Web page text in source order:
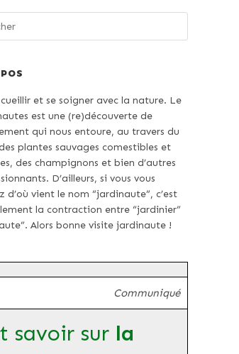
et se soigner avec la nature. Le
est une (re)découverte de
qui nous entoure, au travers du
plantes sauvages comestibles et
des champignons et bien d’autres
D’ailleurs, si vous vous
d’où vient le nom “jardinaute”, c’est
la contraction entre “jardinier”
Alors bonne visite jardinaute !
Communiqué
savoir sur la